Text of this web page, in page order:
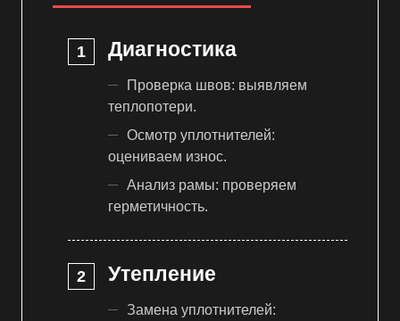
Диагностика
Проверка швов: выявляем
теплопотери.
Осмотр уплотнителей:
оцениваем износ.
Анализ рамы: проверяем
герметичность.
Утепление
Замена уплотнителей: